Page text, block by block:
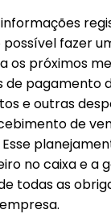
possível fazer
os próximos
de pagamento
e outras
de
no caixa e a
todas as